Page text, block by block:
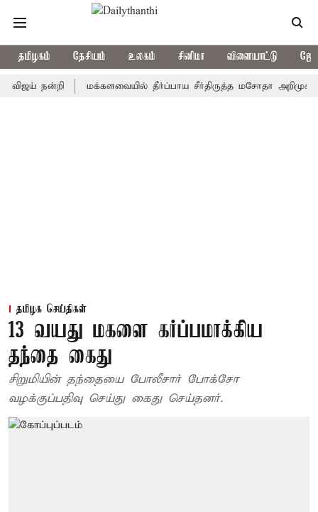
தமிழகம் தேசியம் உலகம் சினிமா விளையாட்டு
நன்றி மக்களவையில் தீர்ப்பாய சீர்திருத்த மசோதா அறிமுகம்
தமிழக செய்திகள்
13 வயது மகளை கர்ப்பமாக்கிய
தந்தை கைது
சிறுமியின் தந்தையை போலீசார் போக்சோ
வழக்குப்பதிவு செய்து கைது செய்தனர்.